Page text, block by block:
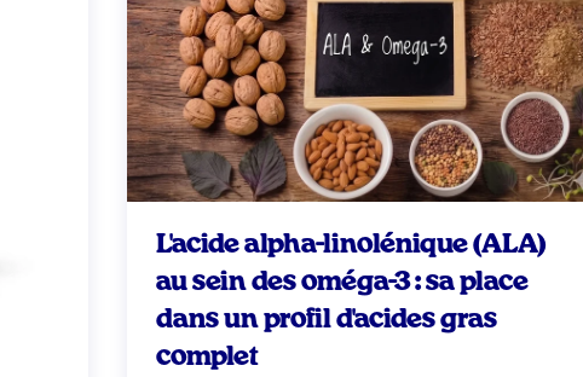
L'acide alpha-linolénique (ALA)
au sein des oméga-3 : sa place
dans un profil d'acides gras
complet